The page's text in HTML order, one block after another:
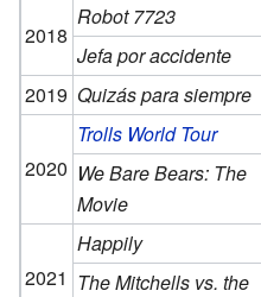
2018
Robot 7723
Jefa por accidente
2019 Quizás para siempre
2020
Trolls World Tour
We Bare Bears: The
Movie
2021
Happily
The Mitchells vs. the